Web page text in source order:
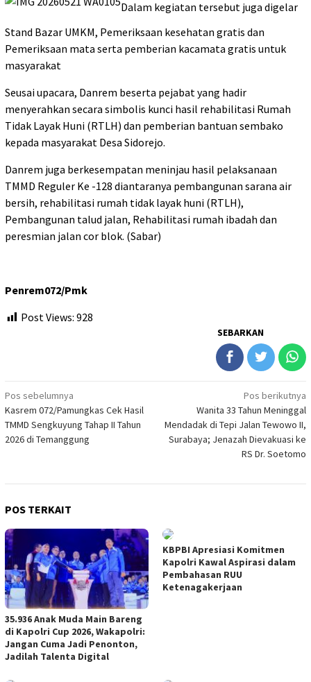
Dalam kegiatan tersebut juga digelar
Stand Bazar UMKM, Pemeriksaan kesehatan gratis dan
Pemeriksaan mata serta pemberian kacamata gratis untuk
masyarakat
Seusai upacara, Danrem beserta pejabat yang hadir
menyerahkan secara simbolis kunci hasil rehabilitasi Rumah
Tidak Layak Huni (RTLH) dan pemberian bantuan sembako
kepada masyarakat Desa Sidorejo.
Danrem juga berkesempatan meninjau hasil pelaksanaan
TMMD Reguler Ke -128 diantaranya pembangunan sarana air
bersih, rehabilitasi rumah tidak layak huni (RTLH),
Pembangunan talud jalan, Rehabilitasi rumah ibadah dan
peresmian jalan cor blok. (Sabar)
Penrem072/Pmk
Post Views: 928
SEBARKAN
Navigasi
pos
Pos sebelumnya
Kasrem 072/Pamungkas Cek Hasil
TMMD Sengkuyung Tahap II Tahun
2026 di Temanggung
Pos berikutnya
Wanita 33 Tahun Meninggal
Mendadak di Tepi Jalan Tewowo II,
Surabaya; Jenazah Dievakuasi ke
RS Dr. Soetomo
POS TERKAIT
35.936 Anak Muda Main Bareng
di Kapolri Cup 2026, Wakapolri:
Jangan Cuma Jadi Penonton,
Jadilah Talenta Digital
KBPBI Apresiasi Komitmen
Kapolri Kawal Aspirasi dalam
Pembahasan RUU
Ketenagakerjaan